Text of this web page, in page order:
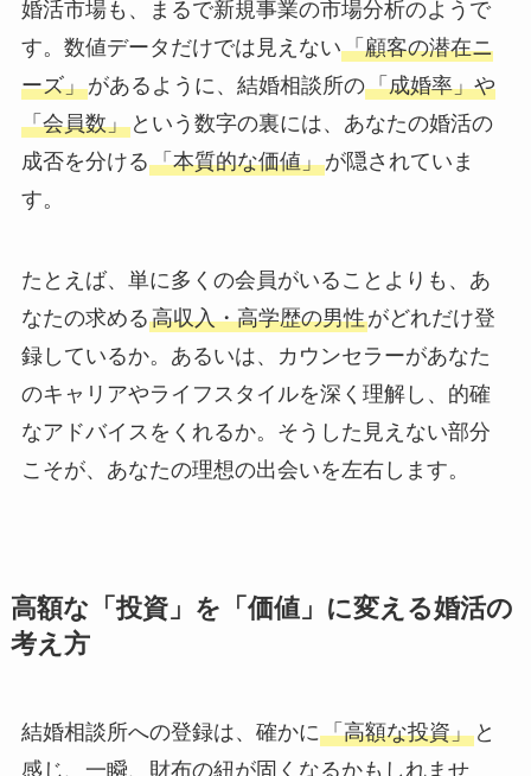
婚活市場も、まるで新規事業の市場分析のようで
す。数値データだけでは見えない「顧客の潜在ニ
ーズ」があるように、結婚相談所の「成婚率」や
「会員数」という数字の裏には、あなたの婚活の
成否を分ける「本質的な価値」が隠されていま
す。
たとえば、単に多くの会員がいることよりも、あ
なたの求める高収入・高学歴の男性がどれだけ登
録しているか。あるいは、カウンセラーがあなた
のキャリアやライフスタイルを深く理解し、的確
なアドバイスをくれるか。そうした見えない部分
こそが、あなたの理想の出会いを左右します。
高額な「投資」を「価値」に変える婚活の
考え方
結婚相談所への登録は、確かに「高額な投資」と
感じ、一瞬、財布の紐が固くなるかもしれませ